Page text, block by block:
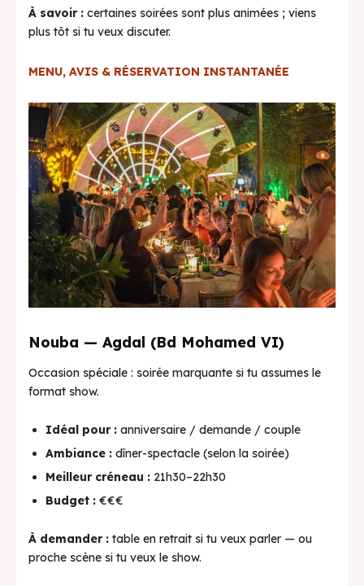
À savoir : certaines soirées sont plus animées ; viens
plus tôt si tu veux discuter.
MENU, AVIS & RÉSERVATION INSTANTANÉE
Nouba — Agdal (Bd Mohamed VI)
Occasion spéciale : soirée marquante si tu assumes le
format show.
Idéal pour : anniversaire / demande / couple
Ambiance : dîner-spectacle (selon la soirée)
Meilleur créneau : 21h30–22h30
Budget : €€€
À demander : table en retrait si tu veux parler — ou
proche scène si tu veux le show.